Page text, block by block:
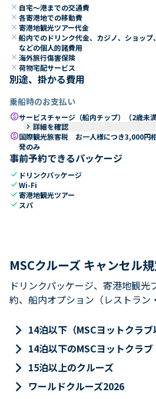
close 自宅～港までの交通費
close 各寄港地での移動費
close 寄港地観光ツアー代金
close 船内でのドリンク代金、カジノ、ショッ
などの個人的諸費用
close 海外旅行傷害保険
close 荷物宅配サービス
別途、掛かる費用
乗船時のお支払い
paidサービスチャージ（船内チップ）（2歳未満
keyboard_arrow_right 詳細を確認
paid国際観光旅客税 お一人様につき3,000円
発のみ
事前予約できるパッケージ
check ドリンクパッケージ
checkWi-Fi
check寄港地観光ツアー
check スパ
MSCクルーズ キャンセル
ドリンクパッケージ、寄港地観光
約、船内オプション（レストラン
keyboard_arrow_right 14泊以下（MSCヨットクラブ
keyboard_arrow_right 14泊以下のMSCヨットクラブ
keyboard_arrow_right 15泊以上のクルーズ
keyboard_arrow_right ワールドクルーズ2026